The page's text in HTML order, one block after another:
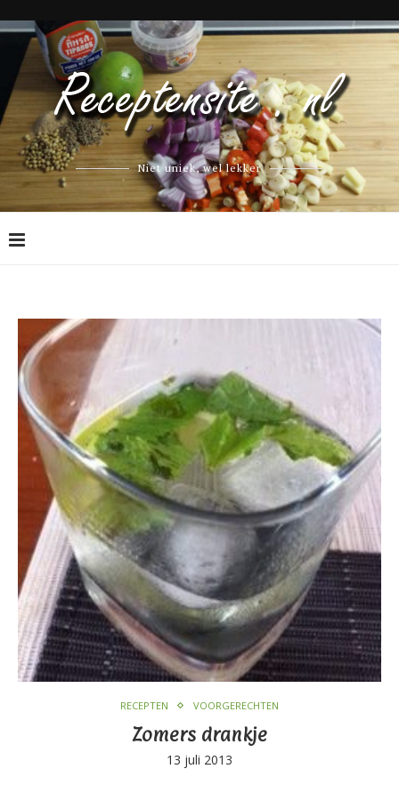
Niet uniek, wel lekker
RECEPTEN VOORGERECHTEN
Zomers drankje
13 juli 2013